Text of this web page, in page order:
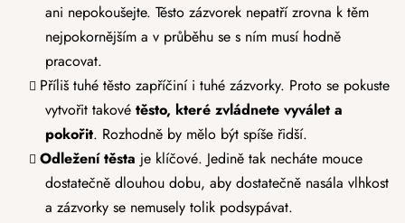
ani nepokoušejte. Těsto zázvorek nepatří zrovna k těm
nejpokornějším a v průběhu se s ním musí hodně
pracovat.
Příliš tuhé těsto zapříčiní i tuhé zázvorky. Proto se pokuste
vytvořit takové těsto, které zvládnete vyválet a
pokořit. Rozhodně by mělo být spíše řidší.
Odležení těsta je klíčové. Jedině tak necháte mouce
dostatečně dlouhou dobu, aby dostatečně nasála vlhkost
a zázvorky se nemusely tolik podsypávat.